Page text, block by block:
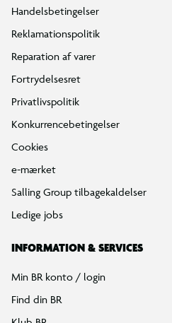
Handelsbetingelser
Reklamationspolitik
Reparation af varer
Fortrydelsesret
Privatlivspolitik
Konkurrencebetingelser
Cookies
e-mærket
Salling Group tilbagekaldelser
Ledige jobs
INFORMATION & SERVICES
Min BR konto / login
Find din BR